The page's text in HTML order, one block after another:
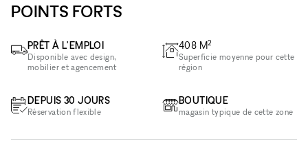
POINTS FORTS
PRÊT À L'EMPLOI
Disponible avec design,
mobilier et agencement
DEPUIS 30 JOURS
Réservation flexible
408 M2
Superficie moyenne pour cette
région
BOUTIQUE
magasin typique de cette zone